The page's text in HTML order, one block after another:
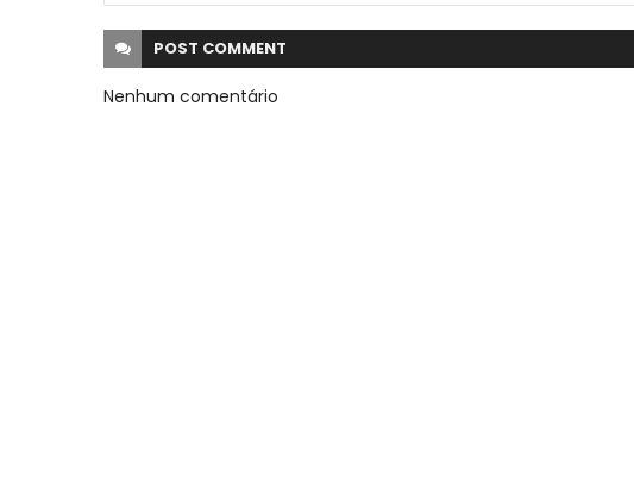
POST COMMENT
Nenhum comentário